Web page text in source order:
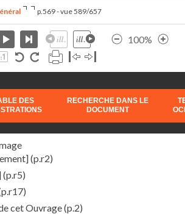
p.569 - vue 589/657
100%
DES
RECHERCHE DANS LE
DOCUMENT
(p.r2)
(p.r5)
cet Ouvrage(p.2)